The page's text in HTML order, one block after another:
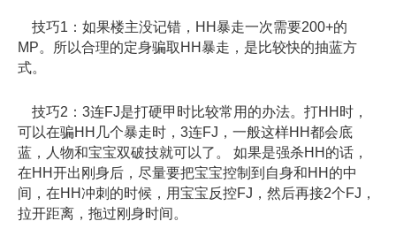
技巧1：如果楼主没记错，HH暴走一次需要200+的
MP。所以合理的定身骗取HH暴走，是比较快的抽蓝方
式。
技巧2：3连FJ是打硬甲时比较常用的办法。打HH时，
可以在骗HH几个暴走时，3连FJ，一般这样HH都会底
蓝，人物和宝宝双破技就可以了。 如果是强杀HH的话，
在HH开出刚身后，尽量要把宝宝控制到自身和HH的中
间，在HH冲刺的时候，用宝宝反控FJ，然后再接2个FJ，
拉开距离，拖过刚身时间。